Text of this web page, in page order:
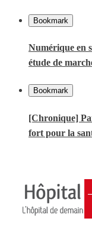
Bookmark
Numérique en
étude de
Bookmark
[Chronique]
fort pour la